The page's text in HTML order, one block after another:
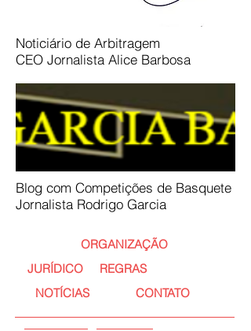
Noticiário de Arbitragem
CEO Jornalista Alice Barbosa
Blog com Competições de Basquete
Jornalista Rodrigo Garcia
ORGANIZAÇÃO
JURÍDICO
REGRAS
NOTÍCIAS
CONTATO